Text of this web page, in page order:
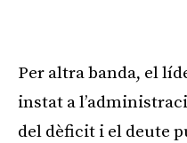
Per altra banda, el
instat a
del dèficit i el deute